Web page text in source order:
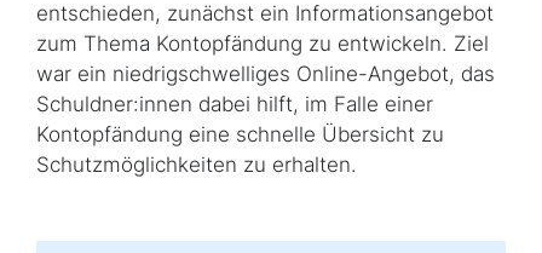
entschieden, zunächst ein In­for­ma­tions­an­ge­bot
zum Thema Kontopfändung zu entwickeln. Ziel
war ein niedrigschwelliges Online-Angebot, das
Schuldner:innen dabei hilft, im Falle einer
Kontopfändung eine schnelle Übersicht zu
Schutzmöglichkeiten zu erhalten.